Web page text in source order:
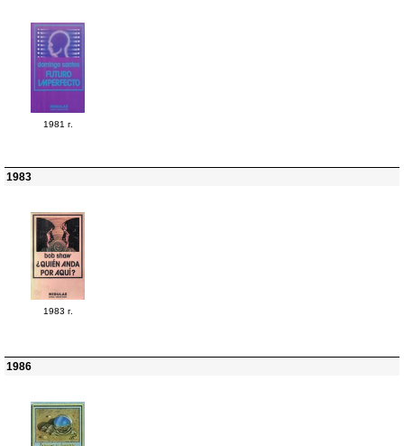
1981 г.
1983
1983 г.
1986